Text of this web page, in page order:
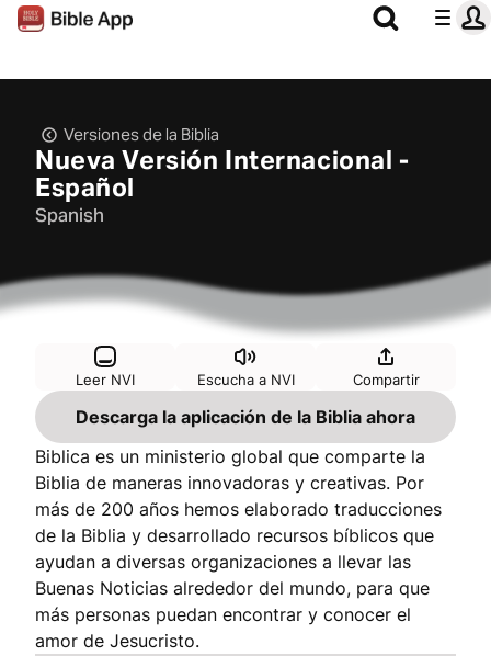
Versiones de la Biblia
Nueva Versión Internacional -
Español
Spanish
Leer NVI Escucha a NVI Compartir
Descarga la aplicación de la Biblia ahora
Biblica es un ministerio global que comparte la
Biblia de maneras innovadoras y creativas. Por
más de 200 años hemos elaborado traducciones
de la Biblia y desarrollado recursos bíblicos que
ayudan a diversas organizaciones a llevar las
Buenas Noticias alrededor del mundo, para que
más personas puedan encontrar y conocer el
amor de Jesucristo.